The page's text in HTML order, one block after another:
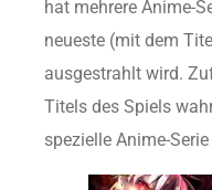
hat mehrere Anime-
neueste (mit dem
ausgestrahlt wird.
Titels des Spiels
spezielle Anime-